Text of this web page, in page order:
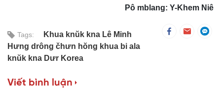
Pô mblang: Y-Khem Niê
Tags:
Khua knŭk kna Lê Minh
Hưng drông čhưn hŏng khua bi ala
knŭk kna Dưr Korea
Viết bình luận